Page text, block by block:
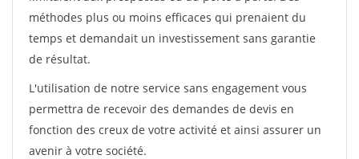
méthodes plus ou moins efficaces qui prenaient du
temps et demandait un investissement sans garantie
de résultat.
L'utilisation de notre service sans engagement vous
permettra de recevoir des demandes de devis en
fonction des creux de votre activité et ainsi assurer un
avenir à votre société.